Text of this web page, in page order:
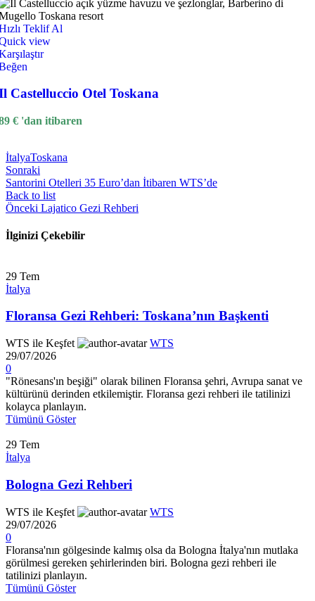
Teklif Al
view
Castelluccio Otel Toskana
€ 'dan itibaren
İtalyaToskana
Sonraki
Santorini Otelleri 35 Euro’dan İtibaren WTS’de
Back to list
Önceki Lajatico Gezi Rehberi
İlginizi Çekebilir
29 Tem
İtalya
Floransa Gezi Rehberi: Toskana’nın Başkenti
WTS ile Keşfet
WTS
29/07/2026
0
"Rönesans'ın beşiği" olarak bilinen Floransa şehri, Avrupa sanat ve
kültürünü derinden etkilemiştir. Floransa gezi rehberi ile tatilinizi
kolayca planlayın.
Tümünü Göster
29 Tem
İtalya
Bologna Gezi Rehberi
WTS ile Keşfet
WTS
29/07/2026
0
Floransa'nın gölgesinde kalmış olsa da Bologna İtalya'nın mutlaka
görülmesi gereken şehirlerinden biri. Bologna gezi rehberi ile
tatilinizi planlayın.
Tümünü Göster